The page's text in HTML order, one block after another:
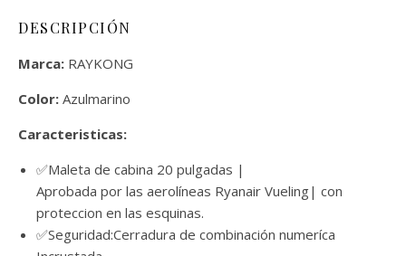
DESCRIPCIÓN
Marca: RAYKONG
Color: Azulmarino
Caracteristicas:
✅Maleta de cabina 20 pulgadas |
Aprobada por las aerolíneas Ryanair Vueling| con
proteccion en las esquinas.
✅Seguridad:Cerradura de combinación numeríca